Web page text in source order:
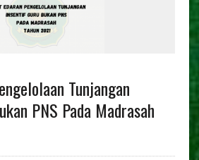
Tunjangan
PNS Pada Madrasah